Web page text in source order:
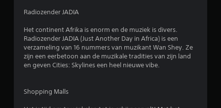
Radiozender JADIA
Het continent Afrika is enorm en de muziek is divers.
Radiozender JADIA (Just Another Day in Africa) is een
verzameling van 16 nummers van muzikant Wan Shey. Ze
zijn een eerbetoon aan de muzikale tradities van zijn land
en geven Cities: Skylines een heel nieuwe vibe.
Shopping Malls